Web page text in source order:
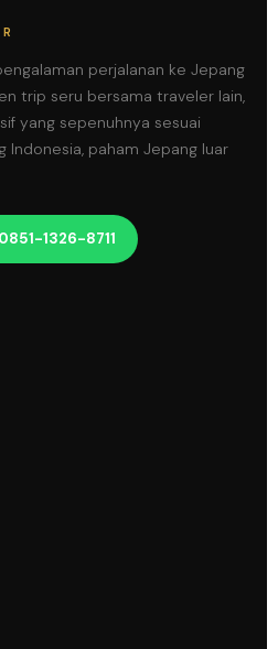
perjalanan ke Jepang
trip seru bersama traveler lain,
yang sepenuhnya sesuai
Indonesia, paham Jepang luar
1326-8711